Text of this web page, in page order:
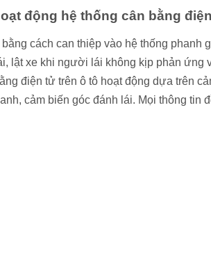
động hệ thống cân bằng
cách can thiệp vào hệ thống
lật xe khi người lái không kịp phản ứng
điện tử trên ô tô hoạt động dựa trên
cảm biến góc đánh lái. Mọi thông tin